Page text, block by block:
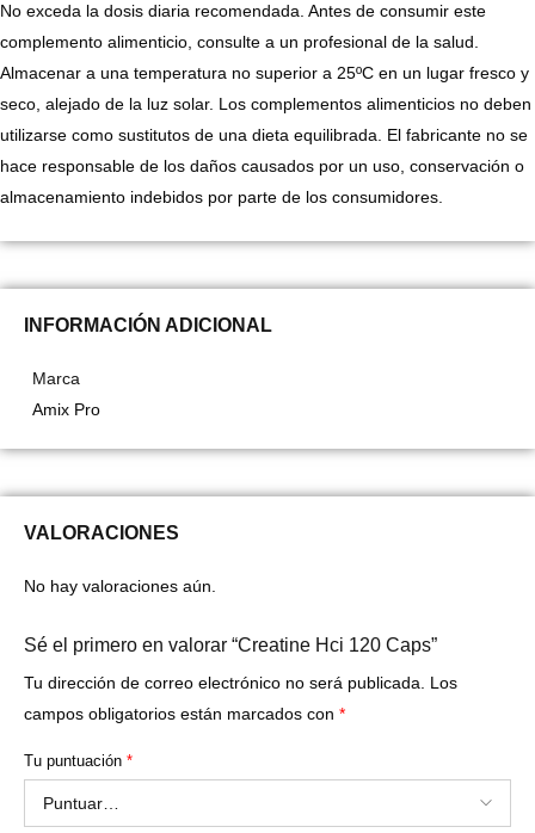
No exceda la dosis diaria recomendada. Antes de consumir este
complemento alimenticio, consulte a un profesional de la salud.
Almacenar a una temperatura no superior a 25ºC en un lugar fresco y
seco, alejado de la luz solar. Los complementos alimenticios no deben
utilizarse como sustitutos de una dieta equilibrada. El fabricante no se
hace responsable de los daños causados ​​por un uso, conservación o
almacenamiento indebidos por parte de los consumidores.
INFORMACIÓN ADICIONAL
Marca
Amix Pro
VALORACIONES
No hay valoraciones aún.
Sé el primero en valorar “Creatine Hci 120 Caps”
Tu dirección de correo electrónico no será publicada. Los
campos obligatorios están marcados con *
Tu puntuación *